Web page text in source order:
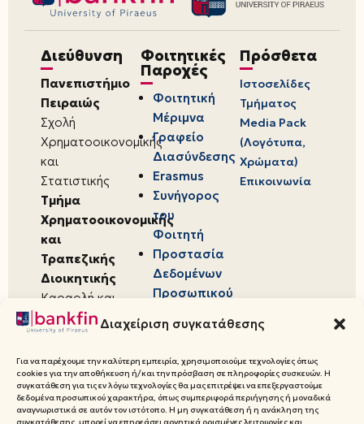
Διαχείριση συγκατάθεσης
Για να παρέχουμε την καλύτερη εμπειρία, χρησιμοποιούμε τεχνολογίες όπως
cookies για την αποθήκευση ή/και την πρόσβαση σε πληροφορίες συσκευών. Η
συγκατάθεση για τις εν λόγω τεχνολογίες θα μας επιτρέψει να επεξεργαστούμε
δεδομένα προσωπικού χαρακτήρα, όπως συμπεριφορά περιήγησης ή μοναδικά
αναγνωριστικά σε αυτόν τον ιστότοπο. Η μη συγκατάθεση ή η ανάκληση της
Διεύθυνση
Πανεπιστήμιο
Πειραιώς
Σχολή
Χρηματοοικονομικής
και
Στατιστικής
Τμήμα
Χρηματοοικονομικής
και
Τραπεζικής
Διοικητικής
Καραολή και
Δημητρίου 80,
18534,
Πειραιάς
Φοιτητικές
Παροχές
Φοιτητική
Μέριμνα
Γραφείο
Διασύνδεσης
Erasmus
Συνήγορος
του
Φοιτητή
Προστασία
Δεδομένων
Προσωπικού
Πρόσθετα
Ιστοσελίδες
Τμήματος
Media Pack
(Λογότυπα,
Χρώματα)
Επικοινωνία